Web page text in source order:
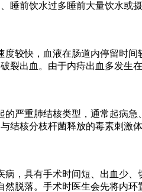
睡前饮水过多睡前大量饮水或
较快，血液在肠道内停留时
裂出血。由于内痔出血多发生
严重肺结核类型，通常起病急
结核分枝杆菌释放的毒素刺激
，具有手术时间短、出血少、
脱落。手术时医生会先将内